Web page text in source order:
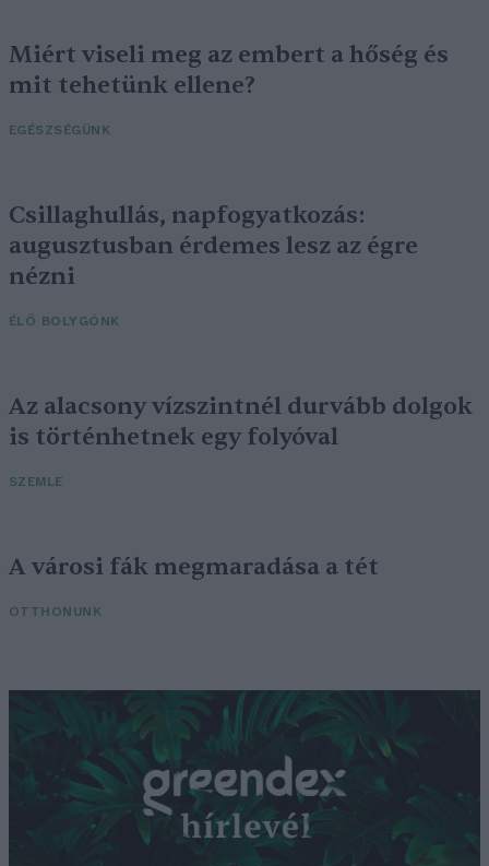
Miért viseli meg az embert a hőség és
mit tehetünk ellene?
EGÉSZSÉGÜNK
Csillaghullás, napfogyatkozás:
augusztusban érdemes lesz az égre
nézni
ÉLŐ BOLYGÓNK
Az alacsony vízszintnél durvább dolgok
is történhetnek egy folyóval
SZEMLE
A városi fák megmaradása a tét
OTTHONUNK